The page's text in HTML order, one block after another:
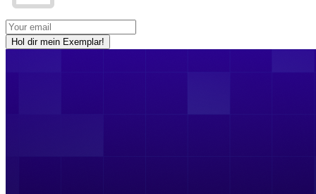
Hol dir mein Exemplar!